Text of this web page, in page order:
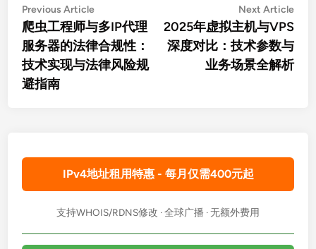
文
章
导
航
Previous ArticlePrevious
article:
爬虫工程师与多IP代理
服务器的法律合规性：
技术实现与法律风险规
避指南
Next Article
2025年虚拟主机与VPS
深度对比：技术参数与
业务场景全解析
IPv4地址租用特惠 - 每月仅需400元起
支持WHOIS/RDNS修改 · 全球广播 · 无额外费用